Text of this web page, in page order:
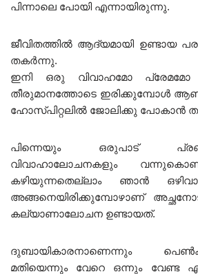
പിന്നാലെ പോയി എന്നായിരുന്നു.
ജീവിതത്തിൽ ആദ്യമായി ഉണ്ടായ
തകർന്നു.
ഇനി ഒരു വിവാഹമോ പ്രേമമോ
തീരുമാനത്തോടെ ഇരിക്കുമ്പോൾ
ഹോസ്പിറ്റലിൽ ജോലിക്കു പോകാൻ
പിന്നെയും ഒരുപാട്
വിവാഹാലോചനകളും
കഴിയുന്നതെല്ലാം ഞാൻ
അങ്ങനെയിരിക്കുമ്പോഴാണ് അച്ഛനോട്
കല്യാണാലോചന ഉണ്ടായത്.
ദുബായികാരനാണെന്നും
മതിയെന്നും വേറെ ഒന്നും